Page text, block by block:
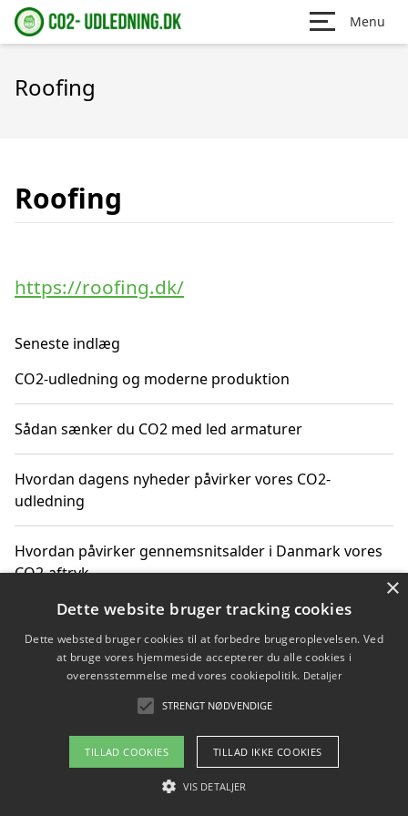
Menu
Roofing
Roofing
https://roofing.dk/
Seneste indlæg
CO2-udledning og moderne produktion
Sådan sænker du CO2 med led armaturer
Hvordan dagens nyheder påvirker vores CO2-
udledning
Hvordan påvirker gennemsnitsalder i Danmark vores
CO2-aftryk
Hvordan nyheder om CO2-udledning påvirker vores
hverdag
Om / kontakt
Blog Betingelser
×
Dette website bruger tracking cookies
Dette websted bruger cookies til at forbedre brugeroplevelsen. Ved
at bruge vores hjemmeside accepterer du alle cookies i
overensstemmelse med vores cookiepolitik. Detaljer
STRENGT NØDVENDIGE
TILLAD COOKIES TILLAD IKKE COOKIES
VIS DETALJER